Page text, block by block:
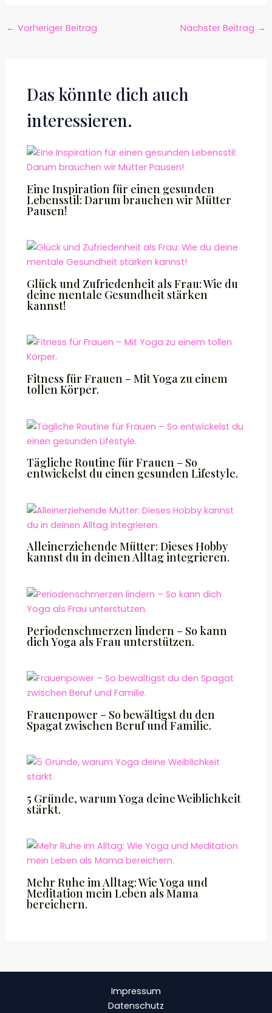
← Vorheriger Beitrag Nächster Beitrag →
Das könnte dich auch
interessieren.
Eine Inspiration für einen gesunden
Lebensstil: Darum brauchen wir Mütter
Pausen!
Glück und Zufriedenheit als Frau: Wie du
deine mentale Gesundheit stärken
kannst!
Fitness für Frauen – Mit Yoga zu einem
tollen Körper.
Tägliche Routine für Frauen – So
entwickelst du einen gesunden Lifestyle.
Alleinerziehende Mütter: Dieses Hobby
kannst du in deinen Alltag integrieren.
Periodenschmerzen lindern – So kann
dich Yoga als Frau unterstützen.
Frauenpower – So bewältigst du den
Spagat zwischen Beruf und Familie.
5 Gründe, warum Yoga deine Weiblichkeit
stärkt.
Mehr Ruhe im Alltag: Wie Yoga und
Meditation mein Leben als Mama
bereichern.
Impressum
Datenschutz